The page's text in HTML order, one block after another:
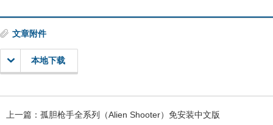
文章附件
本地下载
上一篇： 孤胆枪手全系列（Alien Shooter）免安装中文版